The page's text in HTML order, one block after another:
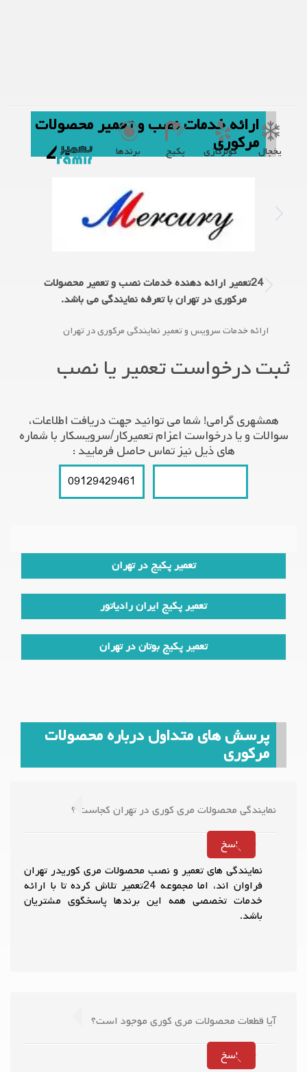
یخچال کولرگازی پکیج برندها
ارائه خدمات نصب و تعمیر محصولات
مرکوری
24تعمیر ارائه دهنده خدمات نصب و تعمیر محصولات
مرکوری در تهران با تعرفه نمایندگی می باشد.
ارائه خدمات سرویس و تعمیر نمایندگی مرکوری در تهران
ثبت درخواست تعمیر یا نصب
همشهری گرامی! شما می توانید جهت دریافت اطلاعات،
سوالات و یا درخواست اعزام تعمیرکار/سرویسکار با شماره
های ذیل نیز تماس حاصل فرمایید :
09129429461
تعمیر پکیج در تهران
تعمیر پکیج ایران رادیاتور
تعمیر پکیج بوتان در تهران
پرسش های متداول درباره محصولات
مرکوری
نمایندگی محصولات مری کوری در تهران کجاست ؟
پاسخ
نمایندگی های تعمیر و نصب محصولات مری کوریدر تهران
فراوان اند، اما مجموعه 24تعمیر تلاش کرده تا با ارائه
خدمات تخصصی همه این برندها پاسخگوی مشتریان
باشد.
آیا قطعات محصولات مری کوری موجود است؟
پاسخ